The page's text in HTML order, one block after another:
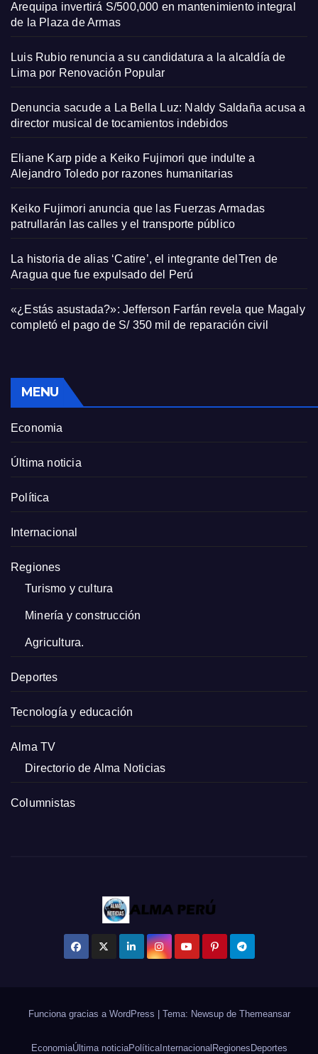
Arequipa invertirá S/500,000 en mantenimiento integral
de la Plaza de Armas
Luis Rubio renuncia a su candidatura a la alcaldía de
Lima por Renovación Popular
Denuncia sacude a La Bella Luz: Naldy Saldaña acusa a
director musical de tocamientos indebidos
Eliane Karp pide a Keiko Fujimori que indulte a
Alejandro Toledo por razones humanitarias
Keiko Fujimori anuncia que las Fuerzas Armadas
patrullarán las calles y el transporte público
La historia de alias ‘Catire’, el integrante delTren de
Aragua que fue expulsado del Perú
«¿Estás asustada?»: Jefferson Farfán revela que Magaly
completó el pago de S/ 350 mil de reparación civil
MENU
Economia
Última noticia
Política
Internacional
Regiones
Turismo y cultura
Minería y construcción
Agricultura.
Deportes
Tecnología y educación
Alma TV
Directorio de Alma Noticias
Columnistas
Funciona gracias a WordPress | Tema: Newsup de Themeansar
EconomiaÚltima noticiaPolíticaInternacional Regiones Deportes